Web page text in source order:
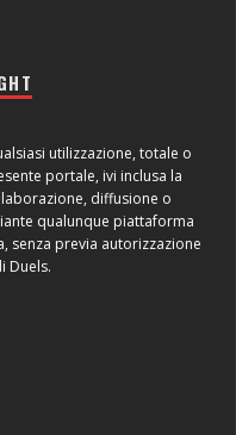
utilizzazione, totale o
portale, ivi inclusa la
diffusione o
qualunque piattaforma
senza previa autorizzazione
Duels.